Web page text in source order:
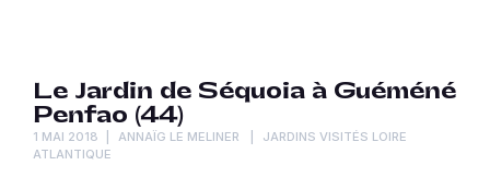
Le Jardin de Séquoia à Guéméné
Penfao (44)
1 MAI 2018 ANNAÏG LE MELINER
JARDINS VISITÉS LOIRE
ATLANTIQUE